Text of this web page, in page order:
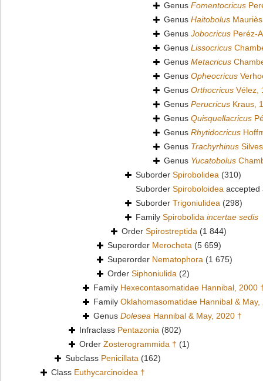
Genus Fomentocricus
Genus Haitobolus
Genus Jobocricus Peréz-
Genus Lissocricus
Genus Metacricus
Genus Opheocricus
Genus Orthocricus Vélez,
Genus Perucricus Kraus,
Genus Quisquellacricus
Genus Rhytidocricus
Genus Trachyrhinus
Genus Yucatobolus
Suborder Spirobolidea (310)
Suborder Spiroboloidea
Suborder Trigoniulidea (298)
Family Spirobolida incertae sedis
Order Spirostreptida (1 844)
Superorder Merocheta (5 659)
Superorder Nematophora (1 675)
Order Siphoniulida (2)
Family Hexecontasomatidae Hannibal, 2000
Family Oklahomasomatidae Hannibal & May,
Genus Dolesea Hannibal & May, 2020 †
Infraclass Pentazonia (802)
Order Zosterogrammida † (1)
Subclass Penicillata (162)
Class Euthycarcinoidea †